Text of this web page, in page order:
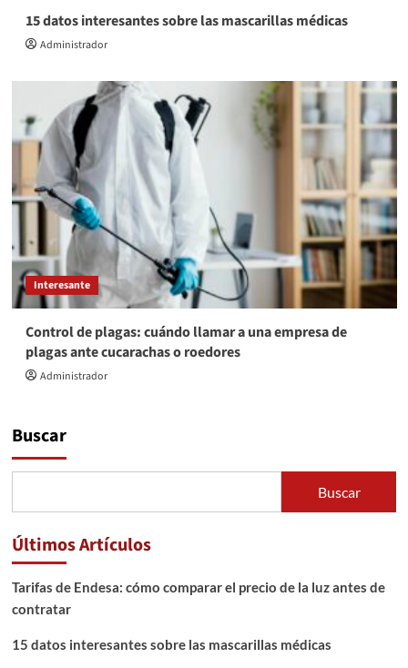
15 datos interesantes sobre las mascarillas médicas
Administrador
Interesante
Control de plagas: cuándo llamar a una empresa de
plagas ante cucarachas o roedores
Administrador
Buscar
Buscar
Últimos Artículos
Tarifas de Endesa: cómo comparar el precio de la luz antes de
contratar
15 datos interesantes sobre las mascarillas médicas